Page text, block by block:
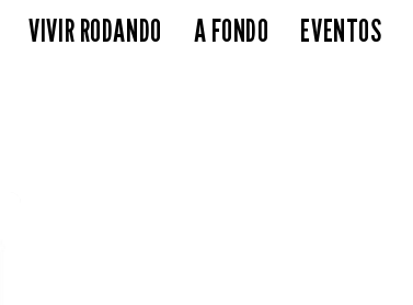
VIVIR RODANDO A FONDO EVENTOS